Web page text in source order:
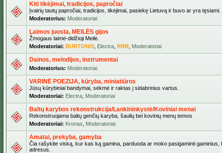
Kiti tikėjimai, tradicijos, papročiai
Įvairių tautų papročiai, tradicijos, tikėjimai, pasiekę Lietuvą ir buvo ar yra tęsiami.
Moderatorius: Moderatoriai
Laimos juosta, MEILĖS gijos
Žmogaus laimė-didžioji Meilė.
Moderatoriai: BURTONIS Electra RRR Moderatoriai
Dainos, melodijos, instrumentai
Moderatorius: Moderatoriai
VARINĖ POEZIJA, kūryba, miniatiūros
Jūsų kūrybiniai bandymai, sėkmė ir raktas į sidabrinius vartus.
Moderatoriai: Electra Moderatoriai
Baltų karybos rekonstrukcija/Lankininkystė/Koviniai menai
Rekonstruojama baltų genčių karyba, šaulių bei kovinių menų temos
Moderatoriai: Kronas Moderatoriai
Amatai, prekyba, gamyba
Čia rašykite viską, kur kas ką gamina, parduoda ar moko pasigaminti
adresus.